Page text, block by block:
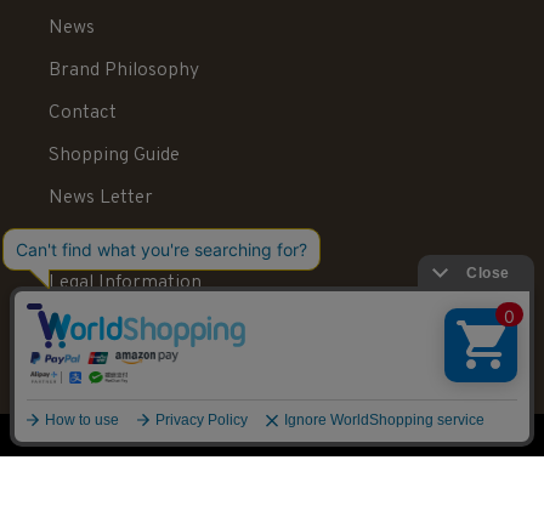
News
Brand Philosophy
Contact
Shopping Guide
News Letter
Recruit
Legal Information
送料：550円 税込20,000円以上で送料無料